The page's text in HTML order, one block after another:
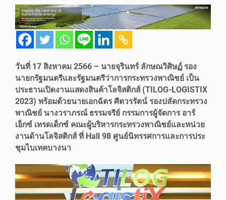
วันที่ 17 สิงหาคม 2566 – นายจุรินทร์ ลักษณวิศิษฏ์ รอง
นายกรัฐมนตรีและรัฐมนตรีว่าการกระทรวงพาณิชย์ เป็น
ประธานเปิดงานแสดงสินค้าโลจิสติกส์ (TILOG-LOGISTIX
2023) พร้อมด้วยนายเอกฉัตร ศีตวรรัตน์ รองปลัดกระทรวง
พาณิชย์ นางวราภรณ์ ธรรมจรีย์ กรรมการผู้จัดการ อาร์
เอ็กซ์ เทรดเด็กซ์ คณะผู้บริหารกระทรวงพาณิชย์และหน่วย
งานด้านโลจิสติกส์ ที่ Hall 98 ศูนย์นิทรรศการและการประ
ชุมไบเทคบางนา